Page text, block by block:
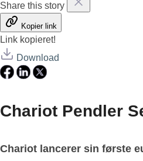
Share this story
Kopier link
Link kopieret!
Download
Chariot Pendler
Chariot lancerer sin første